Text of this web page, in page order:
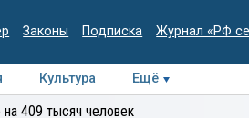
Законы Подписка Журнал «РФ
Культура
Ещё
Колумнисты
409 тысяч человек